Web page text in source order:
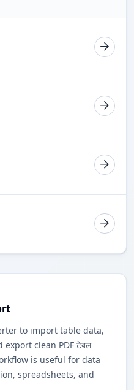
to import table data,
clean PDF टेबल
is useful for data
spreadsheets, and